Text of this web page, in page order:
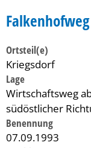
Falkenhofweg
Ortsteil(e)
Kriegsdorf
Lage
Wirtschaftsweg
südöstlicher
Benennung
07.09.1993